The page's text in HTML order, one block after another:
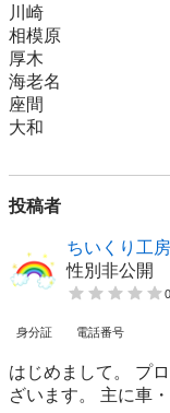
川崎
相模原
厚木
海老名
座間
大和
投稿者
ちいくり工房
性別非公開
身分証 電話番号
はじめまして。 プ
ざいます。 主に車